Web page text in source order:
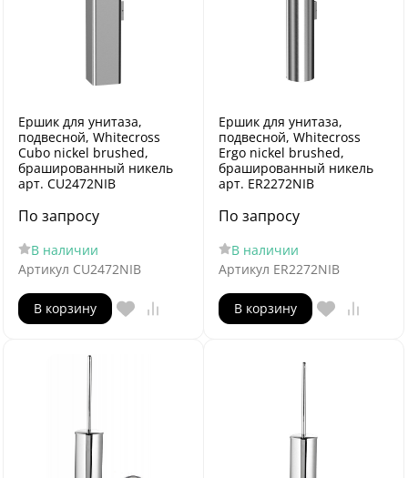
Ершик для унитаза,
подвесной, Whitecross
Cubo nickel brushed,
брашированный никель
арт. CU2472NIB
По запросу
В наличии
Артикул CU2472NIB
В корзину
Ершик для унитаза,
подвесной, Whitecross
Ergo nickel brushed,
брашированный никель
арт. ER2272NIB
По запросу
В наличии
Артикул ER2272NIB
В корзину